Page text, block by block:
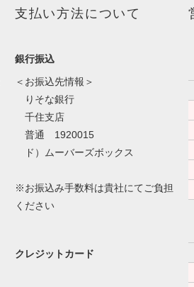
支払い方法について
銀行振込
＜お振込先情報＞
りそな銀行
千住支店
普通 1920015
ド）ムーバーズボックス
※お振込み手数料は貴社にてご負担
ください
クレジットカード